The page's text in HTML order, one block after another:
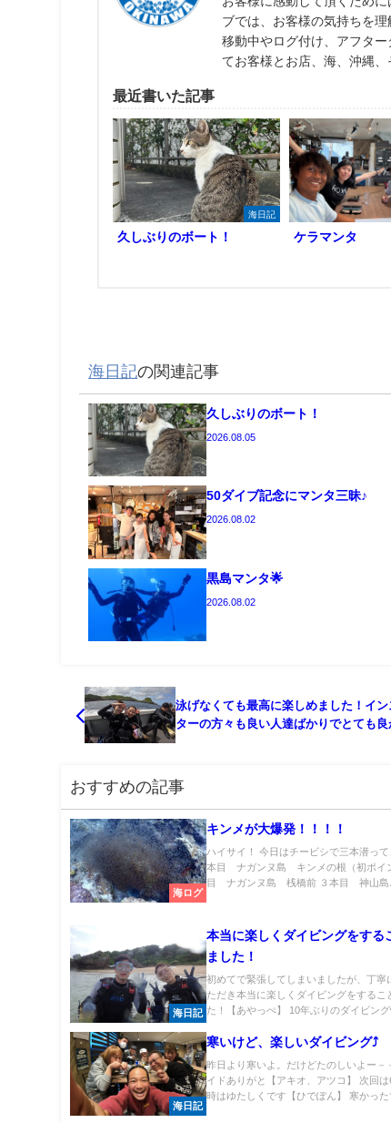
ブでは、お客様の気持ちを
移動中やログ付け、アフタ
てお客様とお店、海、沖縄
最近書いた記事
海日記
久しぶりのボート！ ケラマンタ
海日記の関連記事
久しぶりのボート！
2026.08.05
50ダイブ記念にマンタ三昧♪
2026.08.02
黒島マンタ🌟
2026.08.02
泳げなくても最高に楽しめました！イン
ターの方々も良い人達ばかりでとても良
おすすめの記事
海ログ
キンメが大爆発！！！！
ハイサイ！ 今日はチービシで三本潜って
本目 ナガンヌ島 キンメの根（初ポイ
目 ナガンヌ島 桟橋前 ３本目 神山島
海日記
本当に楽しくダイビングをする
ました！
初めてで緊張してしまいましたが、丁寧
ただき本当に楽しくダイビングをするこ
た！【あやっぺ】 10年ぶりのダイビング
海日記
寒いけど、楽しいダイビング⤴
昨日より寒いよ。だけどたのしいよー
イドありがと【アキオ、アツコ】 次回
時はゆたしくです【ひでぽん】 寒かった